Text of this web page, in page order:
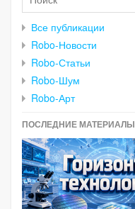
Все публикации
Robo-Новости
Robo-Статьи
Robo-Шум
Robo-Арт
ПОСЛЕДНИЕ МАТЕРИАЛЫ